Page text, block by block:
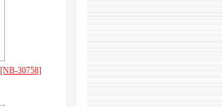
[NB-30758]